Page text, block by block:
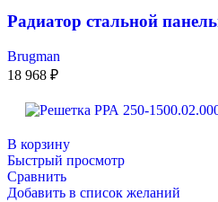
Радиатор стальной
Brugman
18 968 ₽
В корзину
Быстрый просмотр
Сравнить
Добавить в список желаний